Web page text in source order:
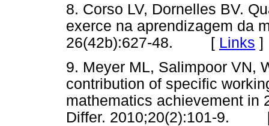
8. Corso LV, Dornelles BV.
exerce na aprendizagem da
26(42b):627-48. [ Links ]
9. Meyer ML, Salimpoor VN,
contribution of specific
mathematics achievement in
Differ. 2010;20(2):101-9.